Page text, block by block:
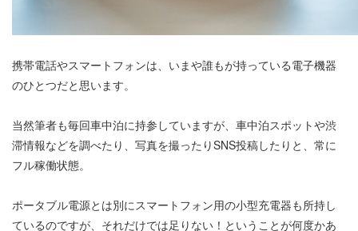
携帯電話やスマートフォンは、いまや誰もが持っている電子機器
のひとつだと思います。
当然筆者も毎回車中泊に持参していますが、車中泊スポットや渋
滞情報などを調べたり、写真を撮ったりSNS投稿したりと、常に
フル稼働状態。
ポータブル電源とは別にスマートフォン用の小型充電器も所持し
ているのですが、それだけでは足りない！ということが何度かあ